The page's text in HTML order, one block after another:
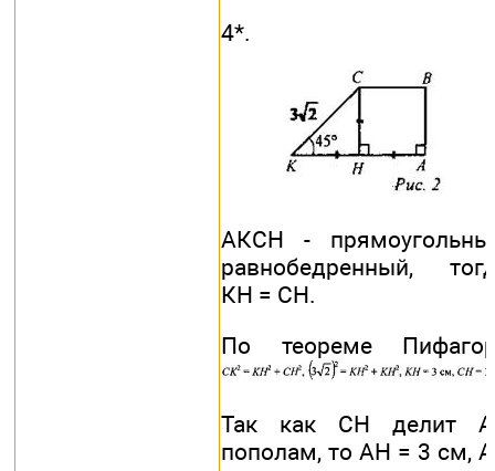
4*.
АКСН -
равнобедренный,
КН = СН.
По теореме
Так как СН делит
пополам, то АН = 3 см,